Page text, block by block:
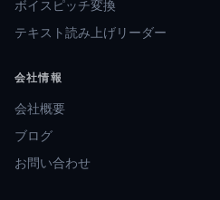
ボイスピッチ変換
テキスト読み上げリーダー
会社情報
会社概要
ブログ
お問い合わせ